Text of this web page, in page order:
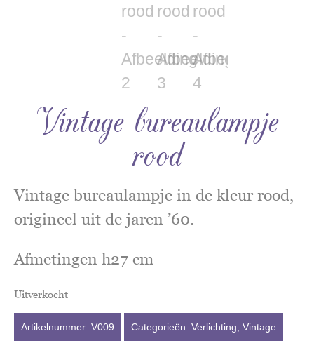
Vintage bureaulampje
rood
Vintage bureaulampje in de kleur rood,
origineel uit de jaren ’60.
Afmetingen h27 cm
Uitverkocht
Artikelnummer: V009 Categorieën: Verlichting Vintage